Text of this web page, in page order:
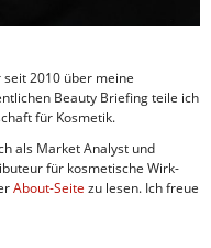
seit 2010 über meine
Beauty Briefing teile ich
für Kosmetik.
als Market Analyst und
für kosmetische Wirk-
About-Seite zu lesen. Ich freue